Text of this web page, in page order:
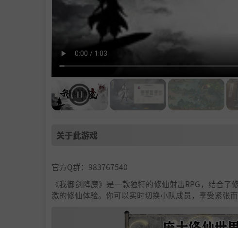
关于此游戏
官方Q群：983767540
《我御剑降魔》是一款独特的修仙射击RPG，结合
激的修仙体验。你可以实时切换小队成员，享受紧张